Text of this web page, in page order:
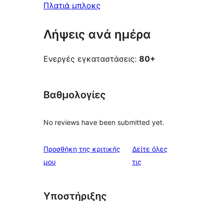
Πλατιά μπλοκς
Λήψεις ανά ημέρα
Ενεργές εγκαταστάσεις: 80+
Βαθμολογίες
No reviews have been submitted yet.
Προσθήκη της κριτικής
μου
Δείτε όλες
τιςκριτικές
Υποστήριξης